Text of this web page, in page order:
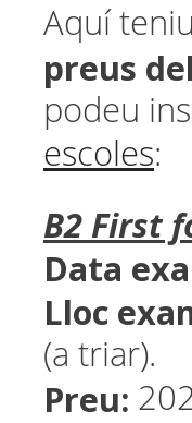
Aquí
preus
podeu
escoles:
B2 First
Data
Lloc
(a triar).
Preu: